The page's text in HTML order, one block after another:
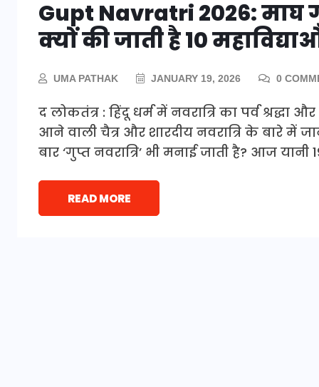
Gupt Navratri 2026: माघ
क्यों की जाती है 10
UMA PATHAK JANUARY 19, 2026 0
द लोकतंत्र : हिंदू धर्म में नवरात्रि का पर्व श्रद्धा
आने वाली चैत्र और शारदीय नवरात्रि के बारे
बार ‘गुप्त नवरात्रि’ भी मनाई जाती है? आज
READ MORE